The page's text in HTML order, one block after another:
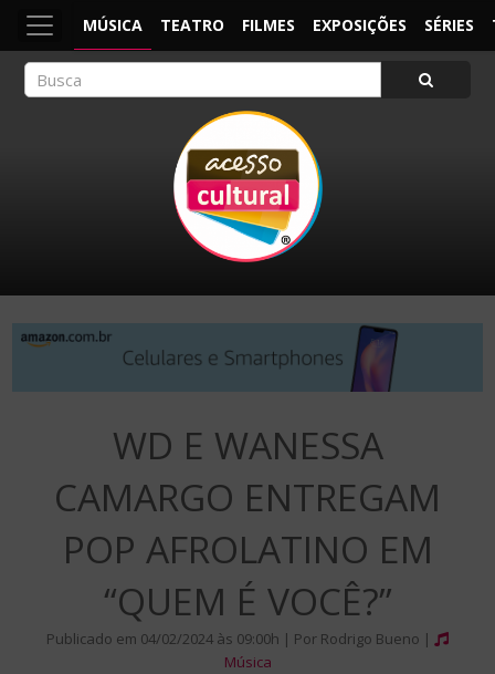
MÚSICA TEATRO FILMES EXPOSIÇÕES SÉRIES
WD E WANESSA
CAMARGO ENTREGAM
POP AFROLATINO EM
“QUEM É VOCÊ?”
Publicado em 04/02/2024 às 09:00h | Por Rodrigo Bueno |
Música